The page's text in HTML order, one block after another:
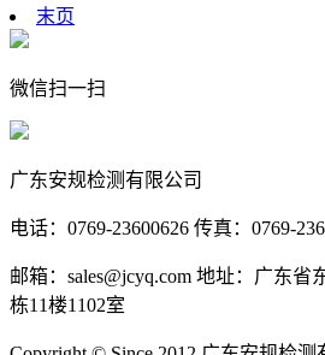
末页
微信扫一扫
广东安规检测有限公司
电话：0769-23600626 传真：0769-
邮箱：sales@jcyq.com 地址：广东
栋11楼1102室